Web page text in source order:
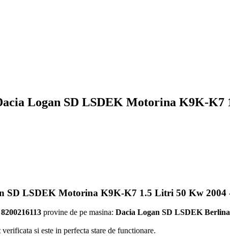
Logan SD LSDEK Motorina K9K-
SD LSDEK Motorina K9K-K7 1.5 Litri 50 Kw 2004
8200216113 provine de pe masina: Dacia Logan SD LSDEK
si este in perfecta stare de functionare.